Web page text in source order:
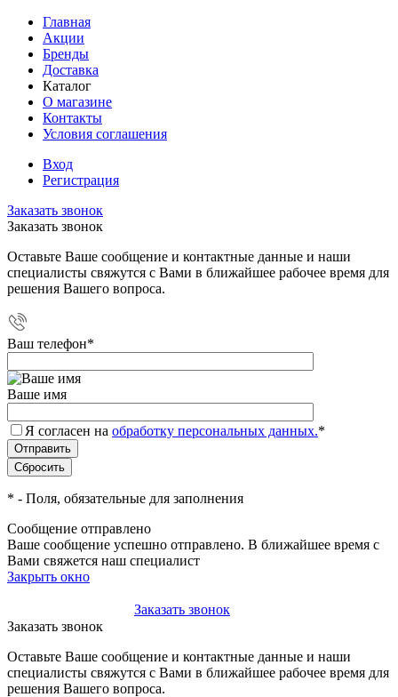
Главная
Акции
Бренды
Доставка
Каталог
О магазине
Контакты
Условия соглашения
Вход
Регистрация
Заказать звонок
Заказать звонок
Оставьте Ваше сообщение и контактные данные и наши
специалисты свяжутся с Вами в ближайшее рабочее время для
решения Вашего вопроса.
Ваш телефон*
Ваше имя
Я согласен на обработку персональных данных.*
* - Поля, обязательные для заполнения
Сообщение отправлено
Ваше сообщение успешно отправлено. В ближайшее время с
Вами свяжется наш специалист
Закрыть окно
Заказать звонок
Заказать звонок
Оставьте Ваше сообщение и контактные данные и наши
специалисты свяжутся с Вами в ближайшее рабочее время для
решения Вашего вопроса.